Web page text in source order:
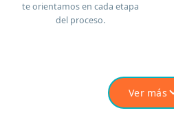
te orientamos en cada etapa
del proceso.
Ver más